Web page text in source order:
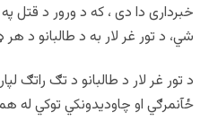
خبرداری دا دی ، که د ورور د قتل
شي، د تور غر لار به د طالبانو د
د تور غر لار د طالبانو د تګ راتګ
ځآنمرګي او چاودیدونکي توکي له